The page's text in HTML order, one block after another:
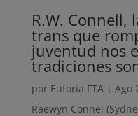
R.W. Connell,
trans que
juventud nos
tradiciones
por Euforia FTA | Ago
Raewyn Connel